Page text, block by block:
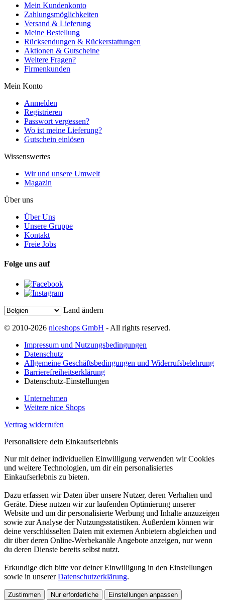
Mein Kundenkonto
Zahlungsmöglichkeiten
Versand & Lieferung
Meine Bestellung
Rücksendungen & Rückerstattungen
Aktionen & Gutscheine
Weitere Fragen?
Firmenkunden
Mein Konto
Anmelden
Registrieren
Passwort vergessen?
Wo ist meine Lieferung?
Gutschein einlösen
Wissenswertes
Wir und unsere Umwelt
Magazin
Über uns
Über Uns
Unsere Gruppe
Kontakt
Freie Jobs
Folge uns auf
Land ändern
© 2010-2026 niceshops GmbH - All rights reserved.
Impressum und Nutzungsbedingungen
Datenschutz
Allgemeine Geschäftsbedingungen und Widerrufsbelehrung
Barrierefreiheitserklärung
Datenschutz-Einstellungen
Unternehmen
Weitere nice Shops
Vertrag widerrufen
Personalisiere dein Einkaufserlebnis
Nur mit deiner individuellen Einwilligung verwenden wir Cookies
und weitere Technologien, um dir ein personalisiertes
Einkaufserlebnis zu bieten.
Dazu erfassen wir Daten über unsere Nutzer, deren Verhalten und
Geräte. Diese nutzen wir zur laufenden Optimierung unserer
Website und um dir personalisierte Werbung und Inhalte anzuzeigen
sowie zur Analyse der Nutzungsstatistiken. Außerdem können wir
deine verschlüsselten Daten mit externen Anbietern abgleichen und
dir über deren Online-Werbekanäle Angebote anzeigen, nur wenn
du deren Dienste bereits selbst nutzt.
Erkundige dich bitte vor deiner Einwilligung in den Einstellungen
sowie in unsererDatenschutzerklärung.
Zustimmen Nur erforderliche Einstellungen anpassen